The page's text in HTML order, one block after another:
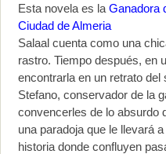
Esta novela es laGanadora
Ciudad de Almeria
Salaal cuenta como una
rastro. Tiempo después, en
encontrarla en un retrato del
Stefano, conservador de la
convencerles de lo absurdo
una paradoja que le llevará
historia donde confluyen